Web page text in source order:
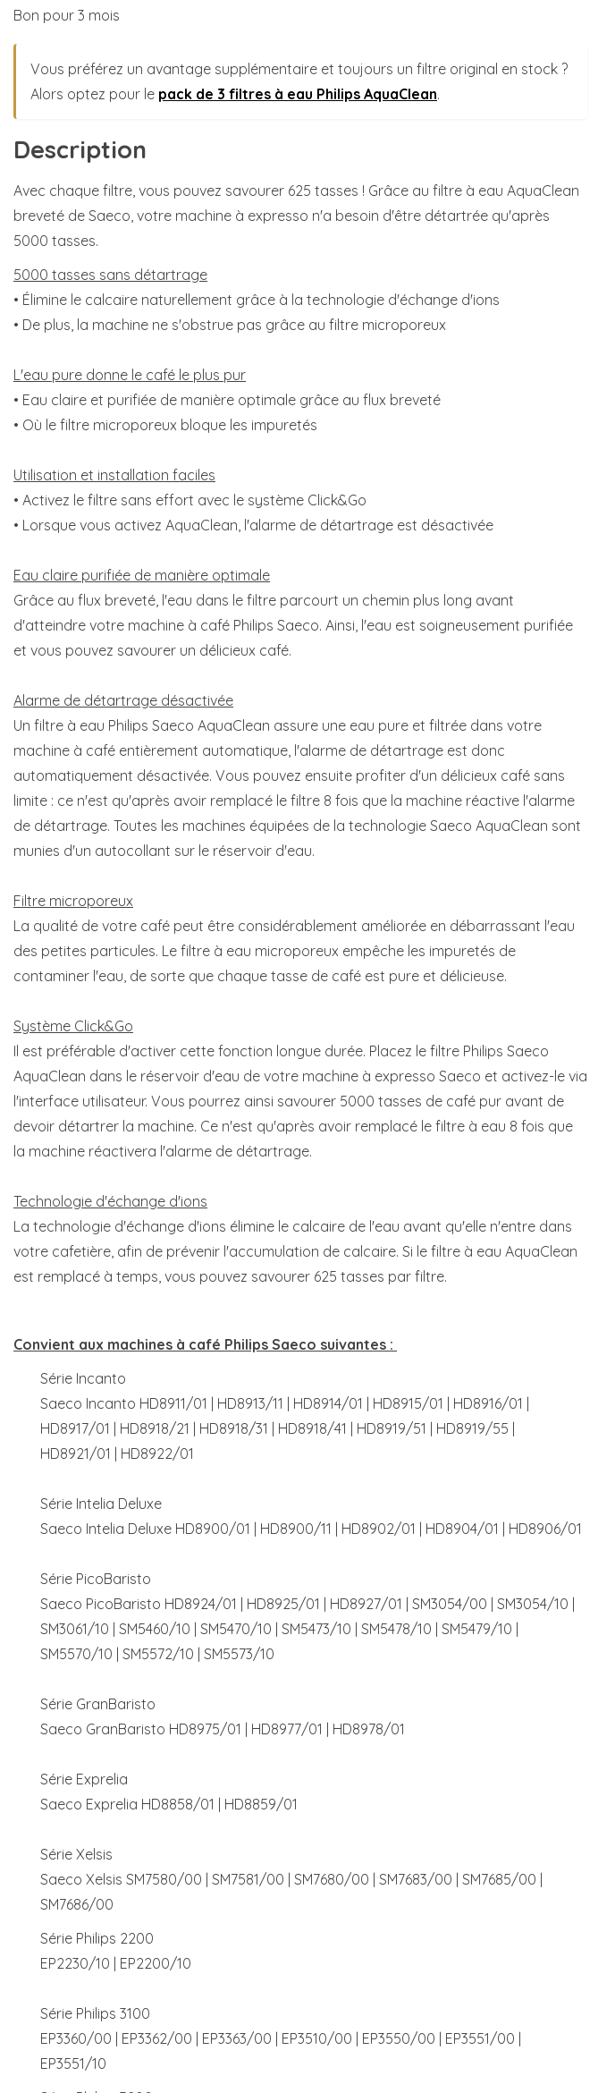
Bon pour 3 mois
Vous préférez un avantage supplémentaire et toujours un filtre original en stock ?
Alors optez pour le pack de 3 filtres à eau Philips AquaClean.
Description
Avec chaque filtre, vous pouvez savourer 625 tasses ! Grâce au filtre à eau AquaClean
breveté de Saeco, votre machine à expresso n'a besoin d'être détartrée qu'après
5000 tasses.
5000 tasses sans détartrage
• Élimine le calcaire naturellement grâce à la technologie d'échange d'ions
• De plus, la machine ne s'obstrue pas grâce au filtre microporeux
L'eau pure donne le café le plus pur
• Eau claire et purifiée de manière optimale grâce au flux breveté
• Où le filtre microporeux bloque les impuretés
Utilisation et installation faciles
• Activez le filtre sans effort avec le système Click&Go
• Lorsque vous activez AquaClean, l'alarme de détartrage est désactivée
Eau claire purifiée de manière optimale
Grâce au flux breveté, l'eau dans le filtre parcourt un chemin plus long avant
d'atteindre votre machine à café Philips Saeco. Ainsi, l'eau est soigneusement purifiée
et vous pouvez savourer un délicieux café.
Alarme de détartrage désactivée
Un filtre à eau Philips Saeco AquaClean assure une eau pure et filtrée dans votre
machine à café entièrement automatique, l'alarme de détartrage est donc
automatiquement désactivée. Vous pouvez ensuite profiter d'un délicieux café sans
limite : ce n'est qu'après avoir remplacé le filtre 8 fois que la machine réactive l'alarme
de détartrage. Toutes les machines équipées de la technologie Saeco AquaClean sont
munies d'un autocollant sur le réservoir d'eau.
Filtre microporeux
La qualité de votre café peut être considérablement améliorée en débarrassant l'eau
des petites particules. Le filtre à eau microporeux empêche les impuretés de
contaminer l'eau, de sorte que chaque tasse de café est pure et délicieuse.
Système Click&Go
Il est préférable d'activer cette fonction longue durée. Placez le filtre Philips Saeco
AquaClean dans le réservoir d'eau de votre machine à expresso Saeco et activez-le via
l'interface utilisateur. Vous pourrez ainsi savourer 5000 tasses de café pur avant de
devoir détartrer la machine. Ce n'est qu'après avoir remplacé le filtre à eau 8 fois que
la machine réactivera l'alarme de détartrage.
Technologie d'échange d'ions
La technologie d'échange d'ions élimine le calcaire de l'eau avant qu'elle n'entre dans
votre cafetière, afin de prévenir l'accumulation de calcaire. Si le filtre à eau AquaClean
est remplacé à temps, vous pouvez savourer 625 tasses par filtre.
Convient aux machines à café Philips Saeco suivantes :
Série Incanto
Saeco Incanto HD8911/01 | HD8913/11 | HD8914/01 | HD8915/01 | HD8916/01 |
HD8917/01 | HD8918/21 | HD8918/31 | HD8918/41 | HD8919/51 | HD8919/55 |
HD8921/01 | HD8922/01
Série Intelia Deluxe
Saeco Intelia Deluxe HD8900/01 | HD8900/11 | HD8902/01 | HD8904/01 | HD8906/01
Série PicoBaristo
Saeco PicoBaristo HD8924/01 | HD8925/01 | HD8927/01 | SM3054/00 | SM3054/10 |
SM3061/10 | SM5460/10 | SM5470/10 | SM5473/10 | SM5478/10 | SM5479/10 |
SM5570/10 | SM5572/10 | SM5573/10
Série GranBaristo
Saeco GranBaristo HD8975/01 | HD8977/01 | HD8978/01
Série Exprelia
Saeco Exprelia HD8858/01 | HD8859/01
Série Xelsis
Saeco Xelsis SM7580/00 | SM7581/00 | SM7680/00 | SM7683/00 | SM7685/00 |
SM7686/00
Série Philips 2200
EP2230/10 | EP2200/10
Série Philips 3100
EP3360/00 | EP3362/00 | EP3363/00 | EP3510/00 | EP3550/00 | EP3551/00 |
EP3551/10